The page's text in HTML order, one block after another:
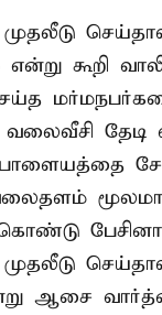
கூறி
தேடி
முதலீடு
ஆசை